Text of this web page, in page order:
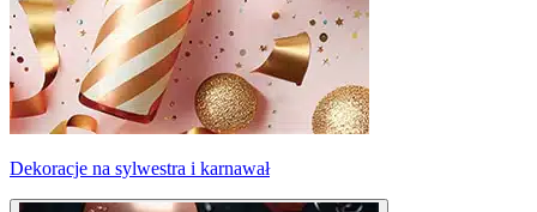
Dekoracje na sylwestra i karnawał